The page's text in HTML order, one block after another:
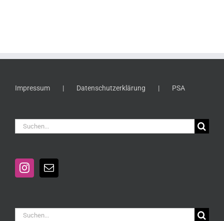
Impressum Datenschutzerklärung PSA
Suche
Suche